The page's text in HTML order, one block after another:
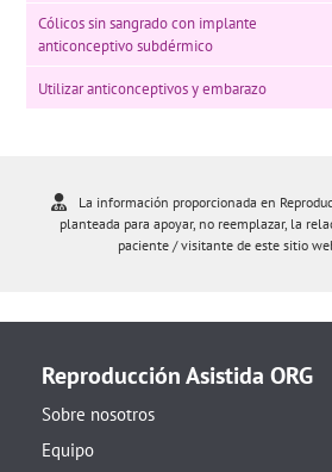
Cólicos sin sangrado con implante
anticonceptivo subdérmico
Utilizar anticonceptivos y embarazo
La información proporcionada en
planteada para apoyar, no reemplazar, la
paciente / visitante de este sitio
Reproducción Asistida ORG
Sobre nosotros
Equipo